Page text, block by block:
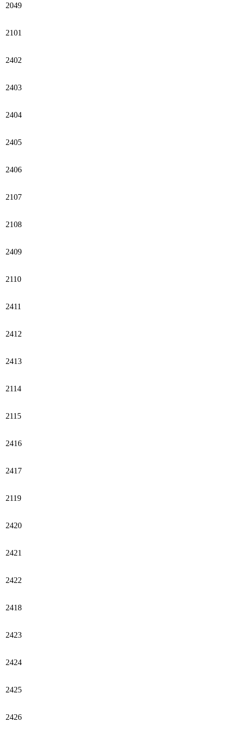
2049
2101
2402
2403
2404
2405
2406
2107
2108
2409
2110
2411
2412
2413
2114
2115
2416
2417
2119
2420
2421
2422
2418
2423
2424
2425
2426